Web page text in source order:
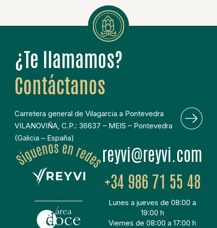
¿Te llamamos?
Contáctanos
Carretera general de Vilagarcia a Pontevedra
VILANOVIÑA, C.P.: 36637 – MEIS – Pontevedra
(Galicia – España)
moc.ivyer@ivyer
+34 986 71 55 48
Lunes a jueves de 08:00 a
19:00 h
Viernes de 08:00 a 17:00 h